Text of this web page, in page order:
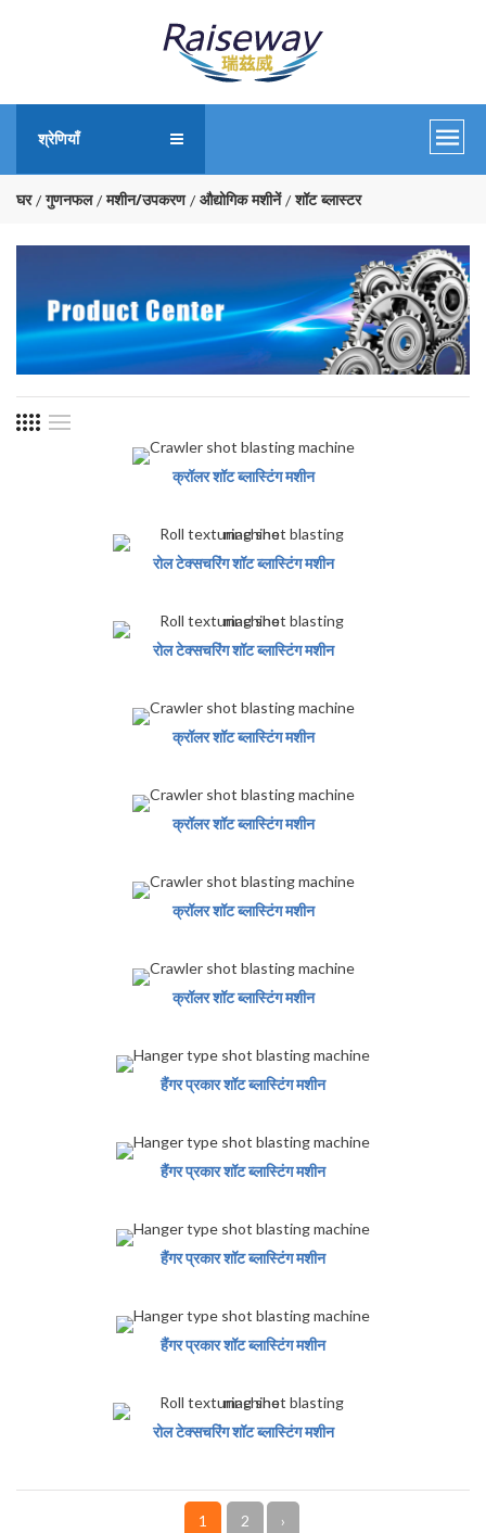
श्रेणियाँ
घर गुणनफल मशीन/उपकरण औद्योगिक मशीनें शॉट ब्लास्टर
क्रॉलर शॉट ब्लास्टिंग मशीन
रोल टेक्सचरिंग शॉट ब्लास्टिंग मशीन
रोल टेक्सचरिंग शॉट ब्लास्टिंग मशीन
क्रॉलर शॉट ब्लास्टिंग मशीन
क्रॉलर शॉट ब्लास्टिंग मशीन
क्रॉलर शॉट ब्लास्टिंग मशीन
क्रॉलर शॉट ब्लास्टिंग मशीन
हैंगर प्रकार शॉट ब्लास्टिंग मशीन
हैंगर प्रकार शॉट ब्लास्टिंग मशीन
हैंगर प्रकार शॉट ब्लास्टिंग मशीन
हैंगर प्रकार शॉट ब्लास्टिंग मशीन
रोल टेक्सचरिंग शॉट ब्लास्टिंग मशीन
1 2 ›